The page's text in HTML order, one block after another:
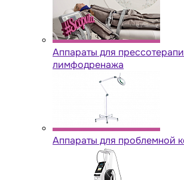
Аппараты для
лимфодренажа
Аппараты для проблемной